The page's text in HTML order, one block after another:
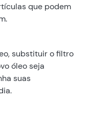
que podem
substituir o filtro
óleo seja
suas